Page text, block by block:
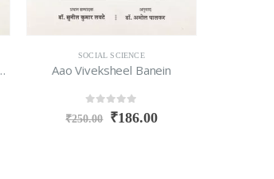
Lekh Aur Sakshatkar
SOCIAL SCIENCE
Aao Viveksheel Banein
out of 5
₹250.00 ₹186.00